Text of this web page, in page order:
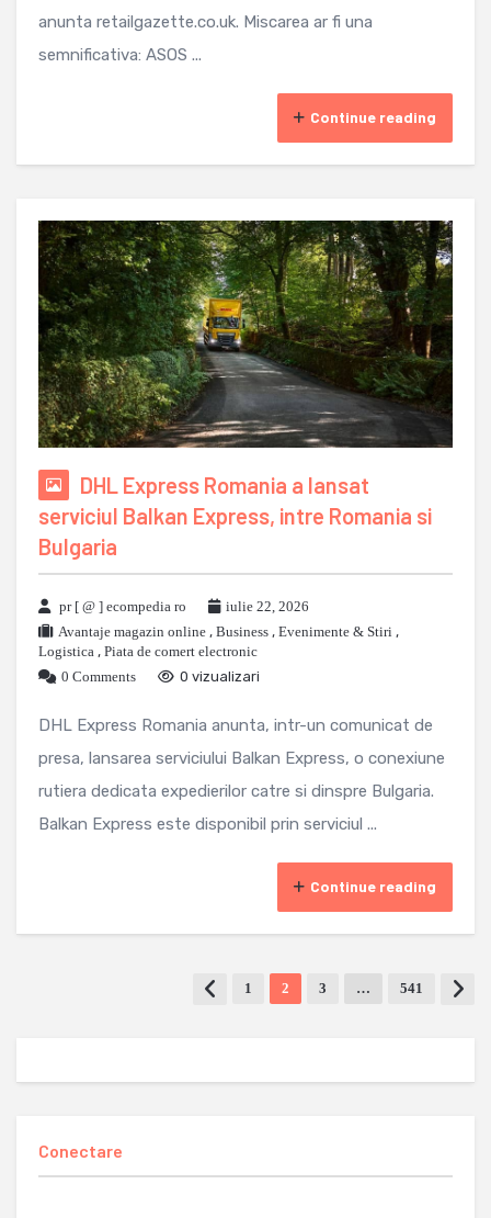
anunta retailgazette.co.uk. Miscarea ar fi una
semnificativa: ASOS ...
Continue reading
DHL Express Romania a lansat
serviciul Balkan Express, intre Romania si
Bulgaria
pr [ @ ] ecompedia ro
iulie 22, 2026
Avantaje magazin online , Business , Evenimente & Stiri ,
Logistica , Piata de comert electronic
0 Comments
0 vizualizari
DHL Express Romania anunta, intr-un comunicat de
presa, lansarea serviciului Balkan Express, o conexiune
rutiera dedicata expedierilor catre si dinspre Bulgaria.
Balkan Express este disponibil prin serviciul ...
Continue reading
1 2 3 … 541
Conectare